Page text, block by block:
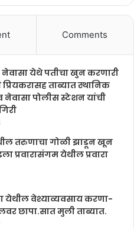
Comments
नेवासा येथे पतीचा खुन करणारी
ताब्यात स्थानिक
नेवासा पोलीस स्टेशन यांची
तरुणाचा गोळी झाडून खून
प्रवारासंगम येथील प्रवारा
येथील वेश्याव्यवसाय करणा-
छापा.सात मुली ताब्यात.